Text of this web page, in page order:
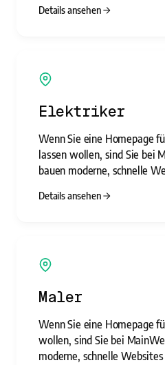
Details ansehen
Elektriker
Wenn Sie eine Homepage
lassen wollen, sind Sie bei
bauen moderne, schnelle
Details ansehen
Maler
Wenn Sie eine Homepage
wollen, sind Sie bei
moderne, schnelle